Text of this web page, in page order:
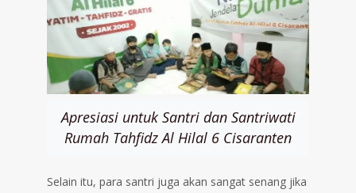
Apresiasi untuk Santri dan Santriwati
Rumah Tahfidz Al Hilal 6 Cisaranten
Selain itu, para santri juga akan sangat senang jika